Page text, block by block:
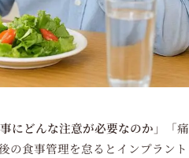
にどんな注意が必要なのか 」「痛
の食事管理を怠るとインプラント